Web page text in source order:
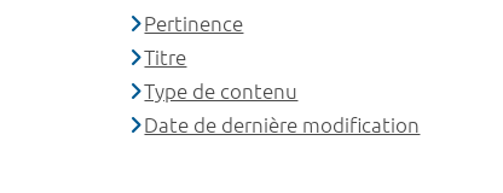
Pertinence
Titre
Type de contenu
Date de dernière modification